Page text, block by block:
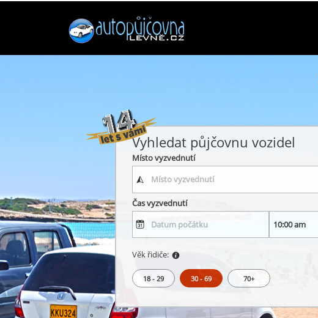
Vyhledat půjčovnu vozidel
Místo vyzvednutí
Čas vyzvednutí
Věk řidiče:
18 - 29 30 - 69 70+